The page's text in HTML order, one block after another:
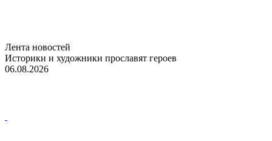
Лента новостей
Историки и художники прославят героев
06.08.2026